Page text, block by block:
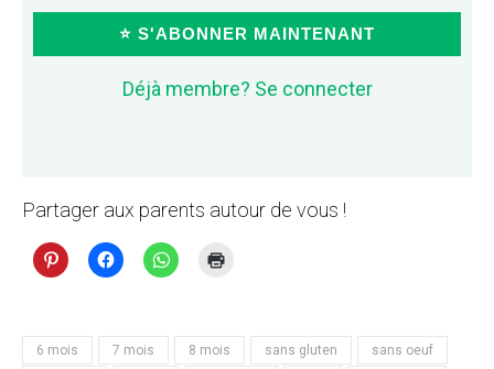
⭐ S'ABONNER MAINTENANT
Déjà membre? Se connecter
Partager aux parents autour de vous !
6 mois 7 mois 8 mois sans gluten
sans oeuf